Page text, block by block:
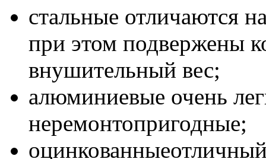
стальные отличаются
при этом подвержены
внушительный вес;
алюминиевые очень
неремонтопригодные;